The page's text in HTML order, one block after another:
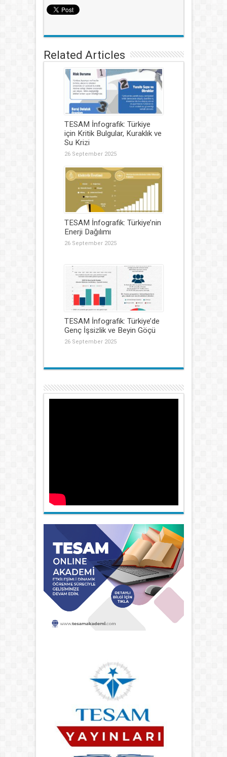
Related Articles
TESAM İnfografik: Türkiye
için Kritik Bulgular, Kuraklık ve
Su Krizi
26 September 2025
TESAM İnfografik: Türkiye’nin
Enerji Dağılımı
26 September 2025
TESAM İnfografik: Türkiye’de
Genç İşsizlik ve Beyin Göçü
26 September 2025